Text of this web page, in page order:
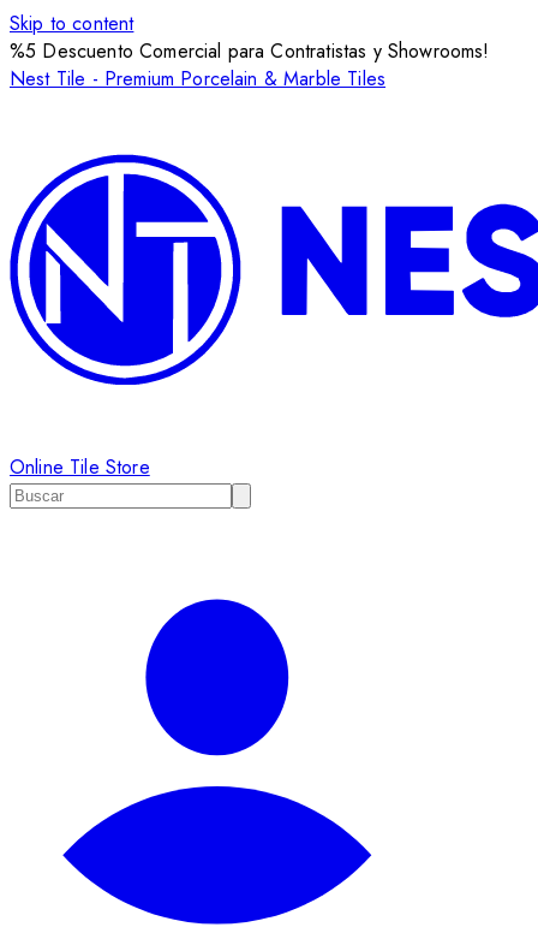
Skip to content
%5 Descuento Comercial para Contratistas y Showrooms!
Nest Tile - Premium Porcelain & Marble Tiles
Online Tile Store